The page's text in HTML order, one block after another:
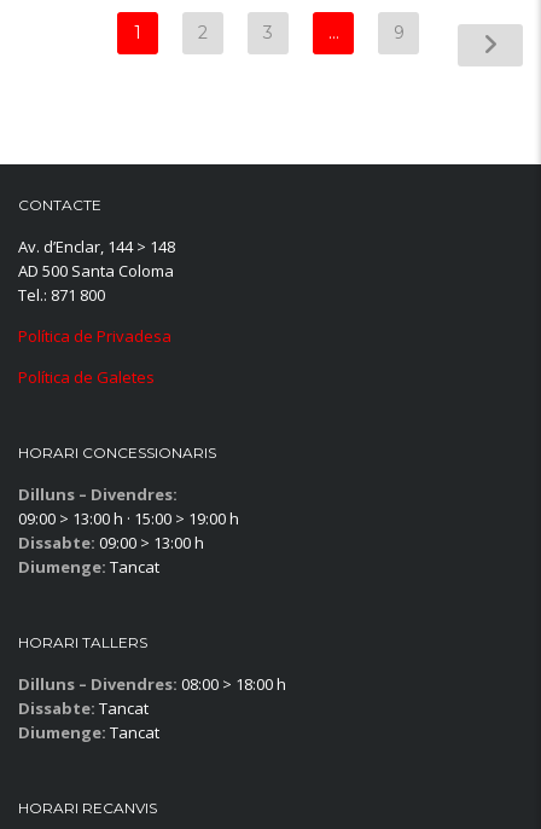
1 2 3 … 9
CONTACTE
Av. d’Enclar, 144 > 148
AD 500 Santa Coloma
Tel.: 871 800
Política de Privadesa
Política de Galetes
HORARI CONCESSIONARIS
Dilluns – Divendres:
09:00 > 13:00 h · 15:00 > 19:00 h
Dissabte: 09:00 > 13:00 h
Diumenge: Tancat
HORARI TALLERS
Dilluns – Divendres: 08:00 > 18:00 h
Dissabte: Tancat
Diumenge: Tancat
HORARI RECANVIS